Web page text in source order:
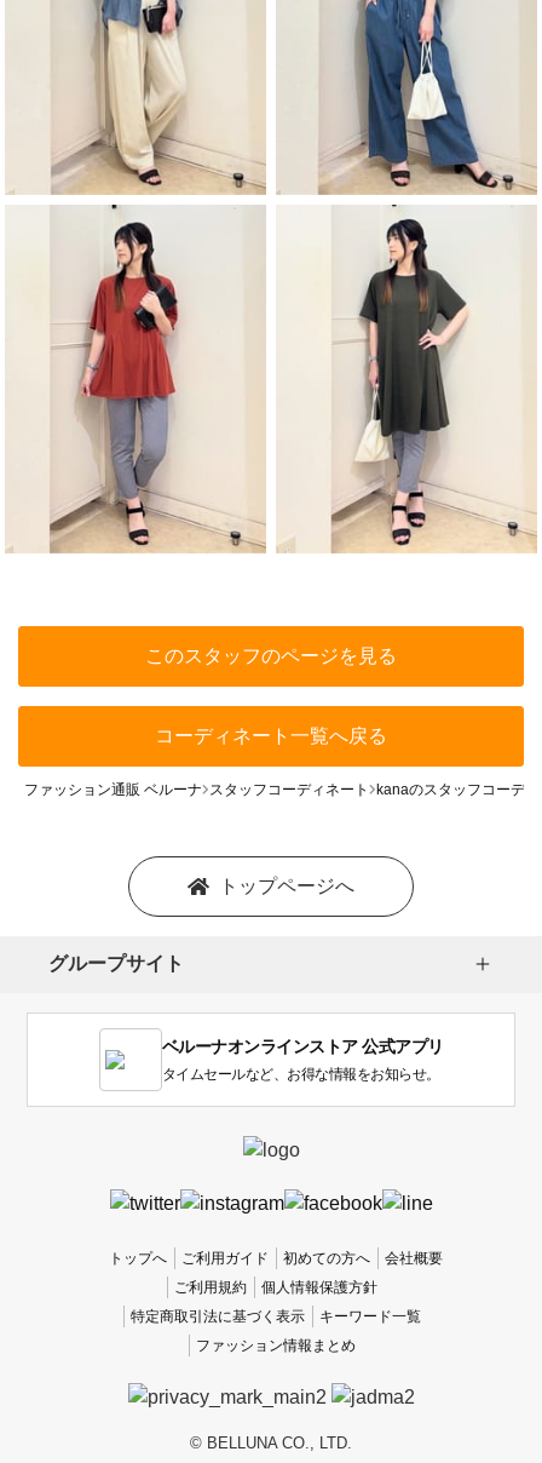
このスタッフのページを見る
コーディネート一覧へ戻る
ファッション通販 ベルーナ スタッフコーディネート kanaのスタッフコーデ
トップページへ
グループサイト
ベルーナオンラインストア 公式アプリ
タイムセールなど、お得な情報をお知らせ。
トップへ ご利用ガイド 初めての方へ
会社概要
ご利用規約
個人情報保護方針
特定商取引法に基づく表示
キーワード一覧
ファッション情報まとめ
© BELLUNA CO., LTD.